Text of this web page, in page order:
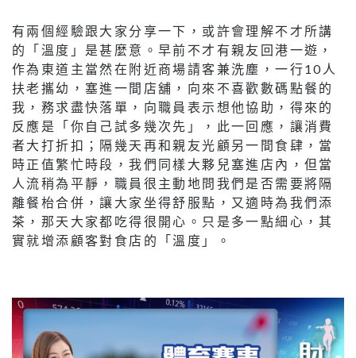
有兩個經驗跟大家分享一下，或許會理解不才所講
的「溫度」是甚麼意。早前不才有親友回港一遊，
作為東道主當然在附近商場請客兼洗塵，一行10人
扶老攜幼，塞進一間店舖，向來不喜歡數碼點餐的
我，務求盡快落單，向職員表示想他協助，得來的
反應是「你自己試多幾次先」，此一回應，讓消費
者大打折扣；隔幾天再和親友光顧另一間食肆，當
時正值繁忙時段，我們同樣大夥兒塞進店內，但當
人流稍為平靜，職員很主動地問我們是否需要將隔
離餐枱合併，讓大家坐得舒服點，又適時為我們添
茶，那天大家都吃得很開心。只是多一點細心，其
實就增添顧客對食店的「溫度」。